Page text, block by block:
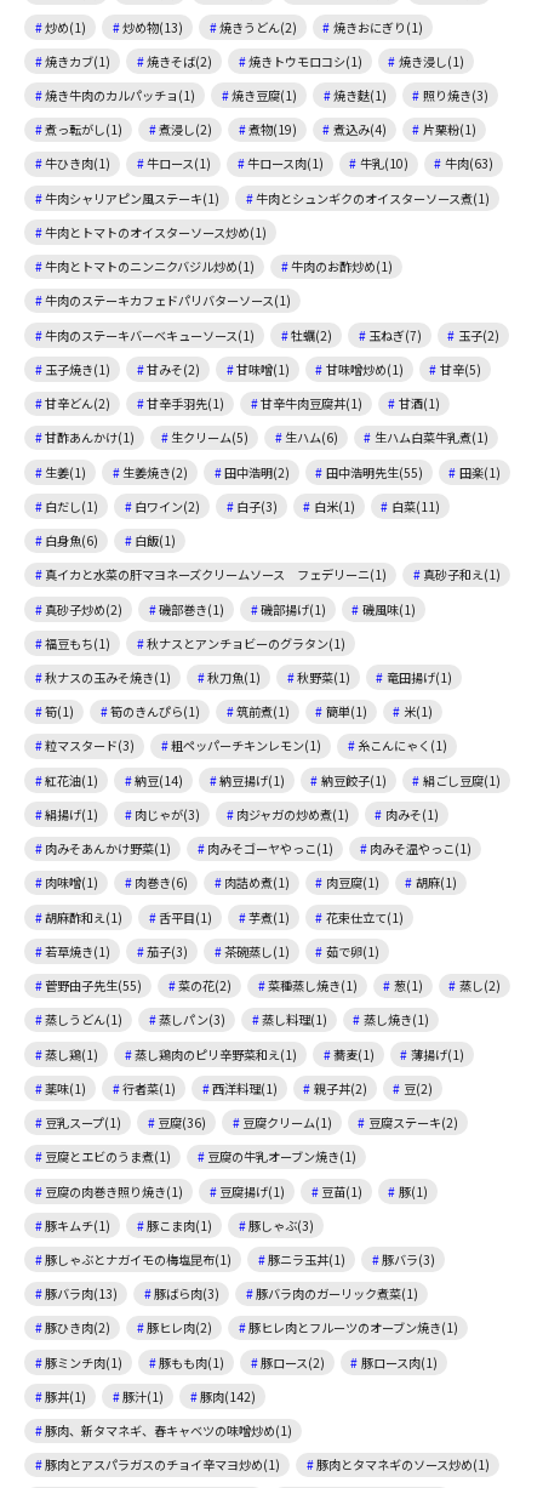
炒め(1)
炒め物(13) 焼きうどん(2)
焼きおにぎり(1)
焼きカブ(1)
焼きそば(2) 焼きトウモロコシ(1)
焼き浸し(1)
焼き牛肉のカルパッチョ(1)
焼き豆腐(1) 焼き麩(1)
照り焼き(3)
煮っ転がし(1)
煮浸し(2) 煮物(19) 煮込み(4)
片栗粉(1)
牛ひき肉(1)
牛ロース(1) 牛ロース肉(1) 牛乳(10)
牛肉(63)
牛肉シャリアピン風ステーキ(1)
牛肉とシュンギクのオイスターソース煮(1)
牛肉とトマトのオイスターソース炒め(1)
牛肉とトマトのニンニクバジル炒め(1)
牛肉のお酢炒め(1)
牛肉のステーキカフェドパリバターソース(1)
牛肉のステーキバーベキューソース(1)
牡蠣(2) 玉ねぎ(7)
玉子(2)
玉子焼き(1)
甘みそ(2) 甘味噌(1) 甘味噌炒め(1)
甘辛(5)
甘辛どん(2)
甘辛手羽先(1) 甘辛牛肉豆腐丼(1)
甘酒(1)
甘酢あんかけ(1)
生クリーム(5) 生ハム(6)
生ハム白菜牛乳煮(1)
生姜(1)
生姜焼き(2) 田中浩明(2) 田中浩明先生(55)
田楽(1)
白だし(1)
白ワイン(2) 白子(3) 白米(1)
白菜(11)
白身魚(6)
白飯(1)
真イカと水菜の肝マヨネーズクリームソース フェデリーニ(1)
真砂子和え(1)
真砂子炒め(2)
磯部巻き(1) 磯部揚げ(1)
磯風味(1)
福豆もち(1)
秋ナスとアンチョビーのグラタン(1)
秋ナスの玉みそ焼き(1)
秋刀魚(1) 秋野菜(1)
竜田揚げ(1)
筍(1)
筍のきんぴら(1) 筑前煮(1) 簡単(1)
米(1)
粒マスタード(3)
粗ペッパーチキンレモン(1)
糸こんにゃく(1)
紅花油(1)
納豆(14) 納豆揚げ(1) 納豆餃子(1)
絹ごし豆腐(1)
絹揚げ(1)
肉じゃが(3) 肉ジャガの炒め煮(1)
肉みそ(1)
肉みそあんかけ野菜(1)
肉みそゴーヤやっこ(1)
肉みそ温やっこ(1)
肉味噌(1)
肉巻き(6) 肉詰め煮(1) 肉豆腐(1)
胡麻(1)
胡麻酢和え(1)
舌平目(1) 芋煮(1)
花束仕立て(1)
若草焼き(1)
茄子(3) 茶碗蒸し(1)
茹で卵(1)
菅野由子先生(55)
菜の花(2) 菜種蒸し焼き(1) 葱(1)
蒸し(2)
蒸しうどん(1)
蒸しパン(3) 蒸し料理(1)
蒸し焼き(1)
蒸し鶏(1)
蒸し鶏肉のピリ辛野菜和え(1) 蕎麦(1)
薄揚げ(1)
薬味(1)
行者菜(1) 西洋料理(1) 親子丼(2)
豆(2)
豆乳スープ(1)
豆腐(36) 豆腐クリーム(1)
豆腐ステーキ(2)
豆腐とエビのうま煮(1)
豆腐の牛乳オーブン焼き(1)
豆腐の肉巻き照り焼き(1)
豆腐揚げ(1) 豆苗(1)
豚(1)
豚キムチ(1)
豚こま肉(1)
豚しゃぶ(3)
豚しゃぶとナガイモの梅塩昆布(1)
豚ニラ玉丼(1)
豚バラ(3)
豚バラ肉(13)
豚ばら肉(3)
豚バラ肉のガーリック煮菜(1)
豚ひき肉(2)
豚ヒレ肉(2)
豚ヒレ肉とフルーツのオーブン焼き(1)
豚ミンチ肉(1)
豚もも肉(1) 豚ロース(2)
豚ロース肉(1)
豚丼(1)
豚汁(1)
豚肉(142)
豚肉、新タマネギ、春キャベツの味噌炒め(1)
豚肉とアスパラガスのチョイ辛マヨ炒め(1)
豚肉とタマネギのソース炒め(1)